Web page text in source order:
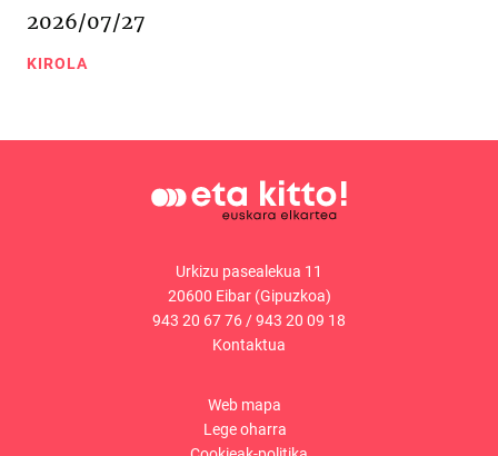
2026/07/27
KIROLA
Urkizu pasealekua 11
20600 Eibar (Gipuzkoa)
943 20 67 76 /943 20 09 18
Kontaktua
Web mapa
Lege oharra